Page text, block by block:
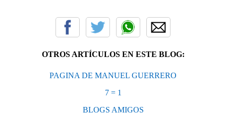
OTROS ARTÍCULOS EN ESTE BLOG:
PAGINA DE MANUEL GUERRERO
7 = 1
BLOGS AMIGOS